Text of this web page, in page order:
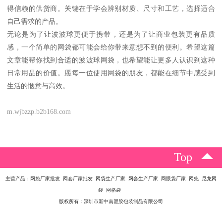
得信赖的供货商。关键在于学会辨别材质、尺寸和工艺，选择适合
自己需求的产品。
无论是为了让波波球更便于携带，还是为了让商业包装更有品质
感，一个简单的网袋都可能会给你带来意想不到的便利。希望这篇
文章能帮你找到合适的波波球网袋，也希望能让更多人认识到这种
日常用品的价值。愿每一位使用网袋的朋友，都能在细节中感受到
生活的惬意与高效。
m.wjbzzp.b2b168.com
Top
主营产品：网袋厂家批发 网套厂家批发 网袋生产厂家 网套生产厂家 网眼袋厂家 网兜 尼龙网
袋 网格袋
版权所有：深圳市新中南塑胶包装制品有限公司